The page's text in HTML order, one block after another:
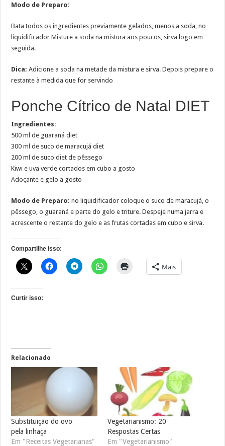
Modo de Preparo:
Bata todos os ingredientes previamente gelados, menos a soda, no
liquidificador Misture a soda na mistura aos poucos, sirva logo em
seguida.
Dica: Adicione a soda na metade da mistura e sirva. Depois prepare o
restante à medida que for servindo
Ponche Cítrico de Natal DIET
Ingredientes:
500 ml de guaraná diet
300 ml de suco de maracujá diet
200 ml de suco diet de pêssego
Kiwi e uva verde cortados em cubo a gosto
Adoçante e gelo a gosto
Modo de Preparo: no liquidificador coloque o suco de maracujá, o
pêssego, o guaraná e parte do gelo e triture. Despeje numa jarra e
acrescente o restante do gelo e as frutas cortadas em cubo e sirva.
Compartilhe isso:
Mais
Curtir isso:
Relacionado
Substituição do ovo
pela linhaça
Em "Receitas Vegetarianas"
Vegetarianismo: 20
Respostas Certas
Em "Vegetarianismo"